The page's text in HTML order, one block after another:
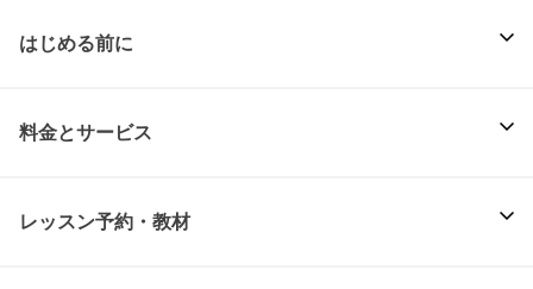
はじめる前に
料金とサービス
レッスン予約・教材